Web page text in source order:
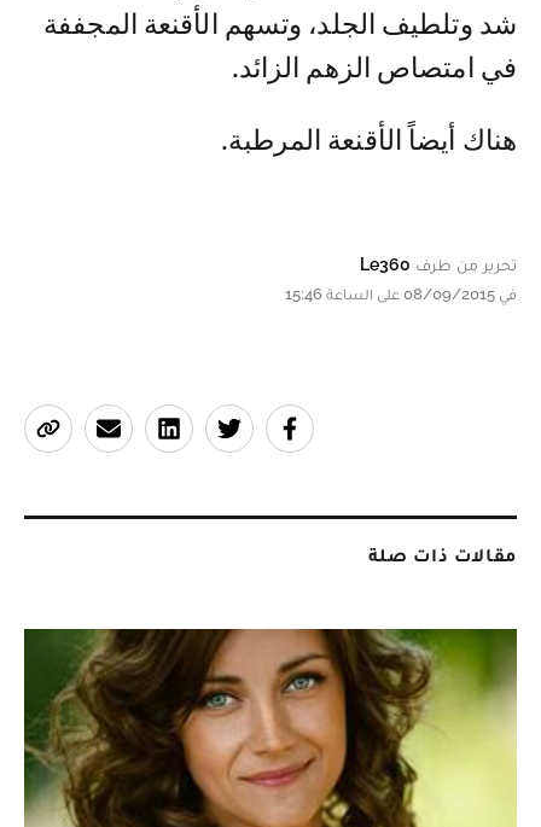
شد وتلطيف الجلد، وتسهم الأقنعة المجففة
في امتصاص الزهم الزائد.
هناك أيضاً الأقنعة المرطبة.
تحرير من طرف Le360
في 08/09/2015 على الساعة 15:46
مقالات ذات صلة